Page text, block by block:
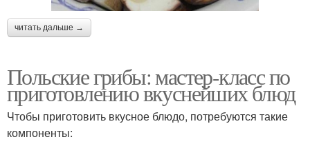
читать дальше →
Польские грибы: мастер-класс по
приготовлению вкуснейших блюд
Чтобы приготовить вкусное блюдо, потребуются такие
компоненты: